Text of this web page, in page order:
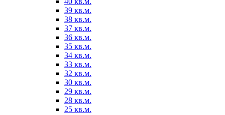
39 кв.м.
38 кв.м.
37 кв.м.
36 кв.м.
35 кв.м.
34 кв.м.
33 кв.м.
32 кв.м.
30 кв.м.
29 кв.м.
28 кв.м.
25 кв.м.